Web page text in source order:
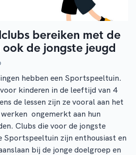
bereiken met de
de jongste jeugd
hebben een Sportspeeltuin.
kinderen in de leeftijd van 4
de lessen zijn ze vooral aan het
ongemerkt aan hun
Clubs die voor de jongste
zijn enthousiast en
bij de jonge doelgroep en